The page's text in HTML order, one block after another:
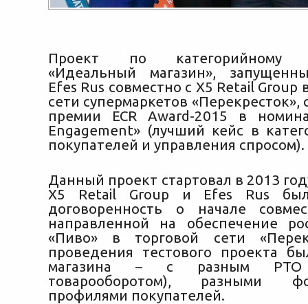
Проект по категорийному
«Идеальный магазин»,
Efes Rus совместно с X5 Retail
сети супермаркетов «Перекресток»,
премии ECR Award-2015 в
Engagement» (лучший кейс в
покупателей и управления спросом).
Данный проект стартовал в 2013
X5 Retail Group и Efes Rus
договоренность о начале
направленной на обеспечение
«Пиво» в торговой сети
проведения тестового проекта
магазина – с разным РТО
товарооборотом), разными
профилями покупателей.